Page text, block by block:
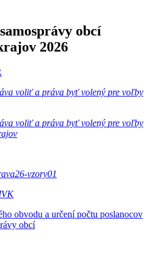
obcí
2026
voliť a práva byť volený pre voľby
voliť a práva byť volený pre voľby
vzory01
obvodu a určení počtu poslanocov
obcí